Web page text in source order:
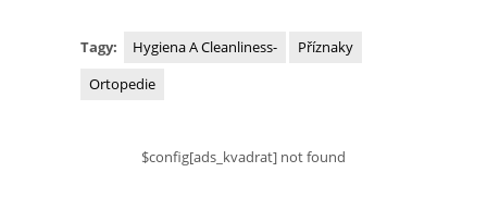
Tagy: Hygiena A Cleanliness-
Příznaky
Ortopedie
$config[ads_kvadrat] not found